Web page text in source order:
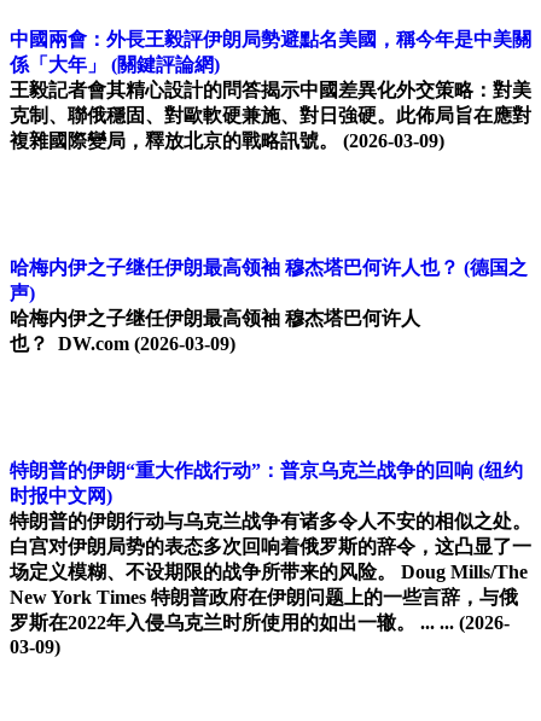
中國兩會：外長王毅評伊朗局勢避點名美國，稱今年是中美關
係「大年」
(關鍵評論網)
王毅記者會其精心設計的問答揭示中國差異化外交策略：對美
克制、聯俄穩固、對歐軟硬兼施、對日強硬。此佈局旨在應對
複雜國際變局，釋放北京的戰略訊號。
(2026-03-09)
哈梅内伊之子继任伊朗最高领袖 穆杰塔巴何许人也？ (德国之
声)
哈梅内伊之子继任伊朗最高领袖 穆杰塔巴何许人
也？ DW.com (2026-03-09)
特朗普的伊朗“重大作战行动”：普京乌克兰战争的回响 (纽约
时报中文网)
特朗普的伊朗行动与乌克兰战争有诸多令人不安的相似之处。
白宫对伊朗局势的表态多次回响着俄罗斯的辞令，这凸显了一
场定义模糊、不设期限的战争所带来的风险。 Doug Mills/The
New York Times 特朗普政府在伊朗问题上的一些言辞，与俄
罗斯在2022年入侵乌克兰时所使用的如出一辙。 ... ... (2026-
03-09)